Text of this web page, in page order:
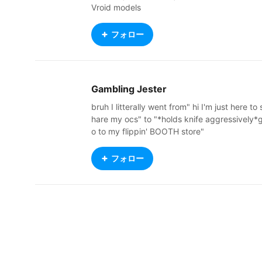
Vroid models
フォロー
Gambling Jester
bruh I litterally went from" hi I'm just here to
hare my ocs" to "*holds knife
o to my flippin' BOOTH store"
フォロー